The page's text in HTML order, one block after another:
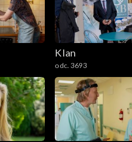
Klan
odc. 3693